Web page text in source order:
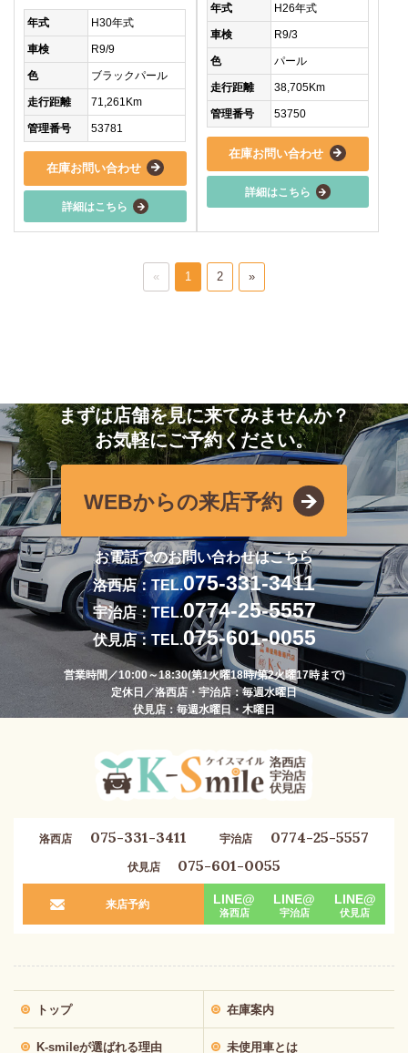
年式 H30年式
車検 R9/9
色 ブラックパール
走行距離 71,261Km
管理番号 53781
在庫お問い合わせ
詳細はこちら
年式 H26年式
車検 R9/3
色 パール
走行距離 38,705Km
管理番号 53750
在庫お問い合わせ
詳細はこちら
« 1 2 »
まずは店舗を見に来てみませんか？
お気軽にご予約ください。
WEBからの来店予約
お電話でのお問い合わせはこちら
洛西店：TEL.075-331-3411
宇治店：TEL.0774-25-5557
伏見店：TEL.075-601-0055
営業時間／10:00～18:30(第1火曜18時/第2火曜17時まで)
定休日／洛西店・宇治店：毎週水曜日
伏見店：毎週水曜日・木曜日
洛西店 075-331-3411 宇治店 0774-25-5557
伏見店 075-601-0055
来店予約 LINE@
洛西店
LINE@
宇治店
LINE@
伏見店
トップ 在庫案内
K-smileが選ばれる理由 未使用車とは